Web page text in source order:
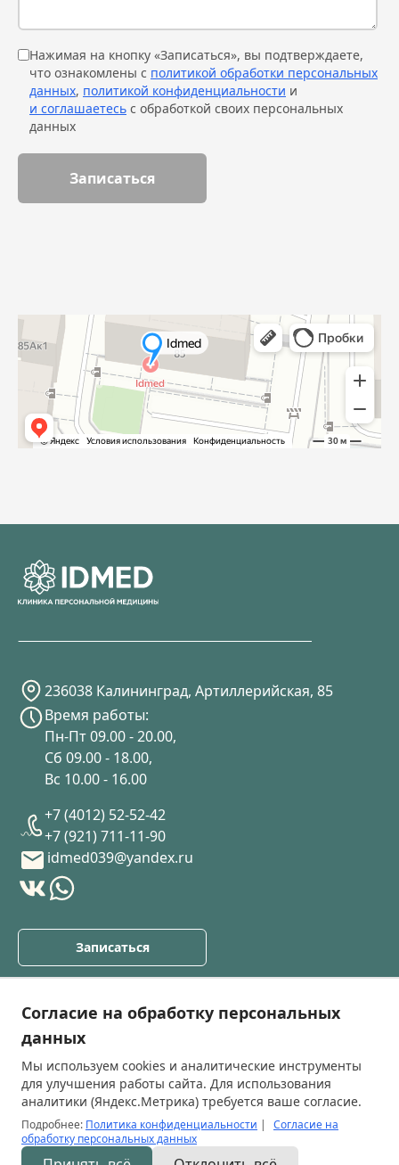
Нажимая на кнопку «Записаться», вы подтверждаете,
что ознакомлены с политикой обработки персональных
данных, политикой конфиденциальности и
и соглашаетесь с обработкой своих персональных
данных
Записаться
236038 Калининград, Артиллерийская, 85
Время работы:
Пн-Пт 09.00 - 20.00,
Сб 09.00 - 18.00,
Вс 10.00 - 16.00
+7 (4012) 52-52-42
+7 (921) 711-11-90
idmed039@yandex.ru
Записаться
О клинике
Прайс лист
Специалисты
Блог
Правовые документы
Согласие на обработку персональных
данных
Мы используем cookies и аналитические инструменты
для улучшения работы сайта. Для использования
аналитики (Яндекс.Метрика) требуется ваше согласие.
Подробнее: Политика конфиденциальности |
Согласие на
обработку персональных данных